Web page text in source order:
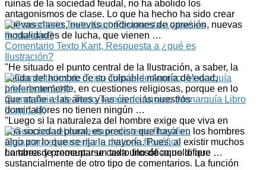
ruinas de la sociedad feudal, no ha abolido los
antagonismos de clase. Lo que ha hecho ha sido crear
nuevas clases, nuevas condiciones de opresión, nuevas
modalidades de lucha, que vienen …
Comentario Texto Kant, Respuesta a ¿qué es
Ilustración?
"He situado el punto central de la Ilustración, a saber, la
salida del hombre de su culpable minoría de edad,
preferentemente, en cuestiones religiosas, porque en lo
que atañe a las artes y las cien­cias nuestros
dominadores no tienen ningún …
Comentarios de Texto Tomás de Aquino, Monarquía Libro
I cap 1 (4)
"Luego si la naturaleza del hombre exige que viva en
una sociedad plural, es preciso que haya en los hombres
algo por lo que se rija la mayoría. Pues, al existir muchos
hombres y preocuparse cada uno de aquello que …
Guía para el comentario de texto filosófico
La tarea de comentar un texto filosófico no difiere
sustancialmente de otro tipo de comentarios. La función